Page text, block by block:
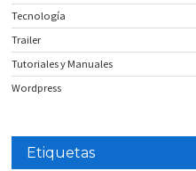
Tecnología
Trailer
Tutoriales y Manuales
Wordpress
Etiquetas